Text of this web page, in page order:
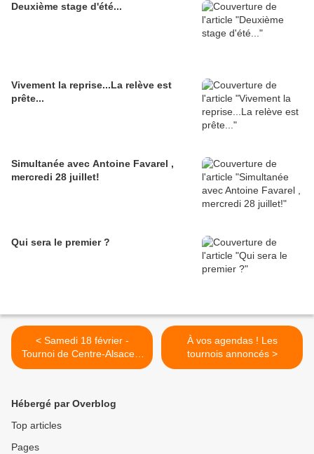
Deuxième stage d'été...
Vivement la reprise...La relève est
prête...
Simultanée avec Antoine Favarel ,
mercredi 28 juillet!
Qui sera le premier ?
< Samedi 18 février -
Tournoi de Centre-Alsace à
Kintzheim
À vos agendas ! Les
tournois annoncés >
Hébergé par Overblog
Top articles
Pages